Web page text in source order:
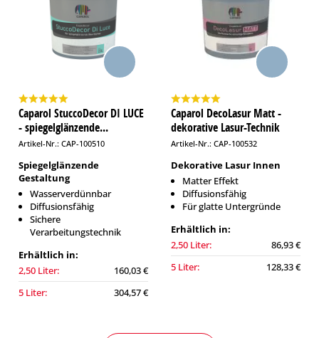
Caparol StuccoDecor DI LUCE
- spiegelglänzende...
Artikel-Nr.: CAP-100510
Spiegelglänzende
Gestaltung
Wasserverdünnbar
Diffusionsfähig
Sichere
Verarbeitungstechnik
Erhältlich in:
2,50 Liter:
160,03 €
5 Liter:
304,57 €
Caparol DecoLasur Matt -
dekorative Lasur-Technik
Artikel-Nr.: CAP-100532
Dekorative Lasur Innen
Matter Effekt
Diffusionsfähig
Für glatte Untergründe
Erhältlich in:
2,50 Liter:
86,93 €
5 Liter:
128,33 €